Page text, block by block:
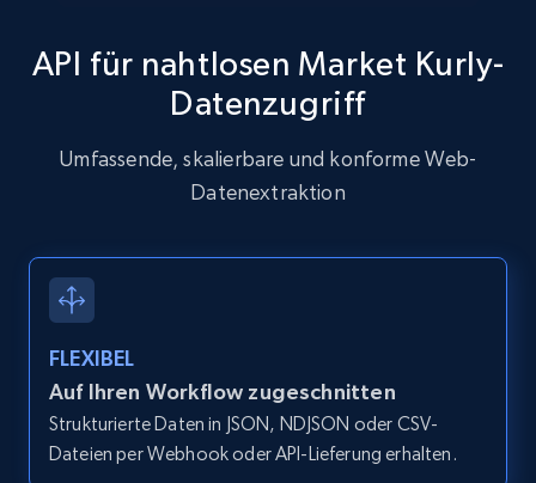
Zillow properties listing information
Zpid, City, State, HomeStatus, Address,
IsListingClaimedByCurrentSignedInUser,
IsCurrentSignedInAgentResponsible, Bedrooms,
Zillow properties listing information -
Discover by custom filters - location, home
type and status
API für nahtlosen Market Kurly-
Datenzugriff
Umfassende, skalierbare und konforme Web-
Datenextraktion
FLEXIBEL
Auf Ihren Workflow zugeschnitten
Strukturierte Daten in JSON, NDJSON oder CSV-
Dateien per Webhook oder API-Lieferung erhalten.